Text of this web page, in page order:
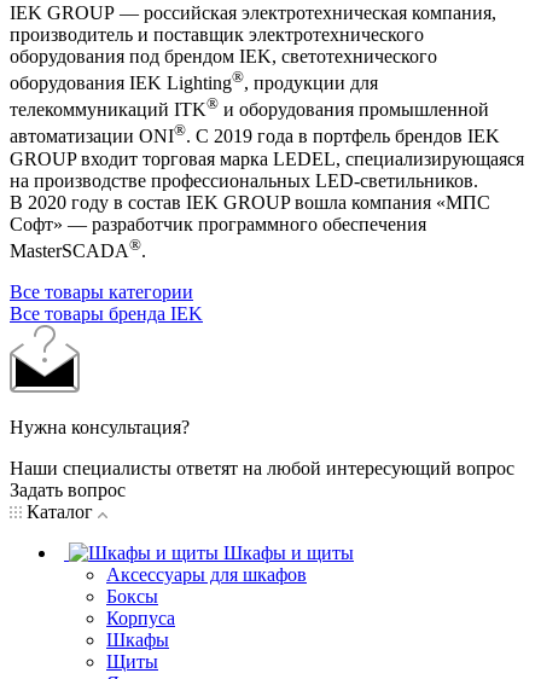
IEK GROUP — российская электротехническая компания,
производитель и поставщик электротехнического
оборудования под брендом IEK, светотехнического
оборудования IEK Lighting®, продукции для
телекоммуникаций ITK® и оборудования промышленной
автоматизации ONI®. С 2019 года в портфель брендов IEK
GROUP входит торговая марка LEDEL, специализирующаяся
на производстве профессиональных LED-светильников.
В 2020 году в состав IEK GROUP вошла компания «МПС
Софт» — разработчик программного обеспечения
MasterSCADA®.
Все товары категории
Все товары бренда IEK
Нужна консультация?
Наши специалисты ответят на любой интересующий вопрос
Задать вопрос
Каталог
Шкафы и щиты
Аксессуары для шкафов
Боксы
Корпуса
Шкафы
Щиты